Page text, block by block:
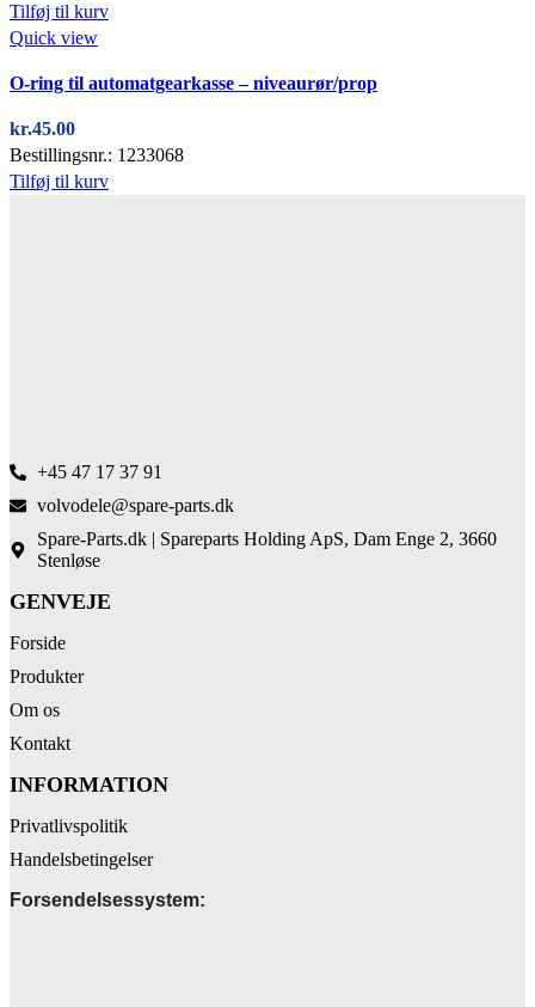
Tilføj til kurv
Quick view
O-ring til automatgearkasse – niveaurør/prop
kr.45.00
Bestillingsnr.: 1233068
Tilføj til kurv
+45 47 17 37 91
volvodele@spare-parts.dk
Spare-Parts.dk | Spareparts Holding ApS, Dam Enge 2, 3660
Stenløse
GENVEJE
Forside
Produkter
Om os
Kontakt
INFORMATION
Privatlivspolitik
Handelsbetingelser
Forsendelsessystem: